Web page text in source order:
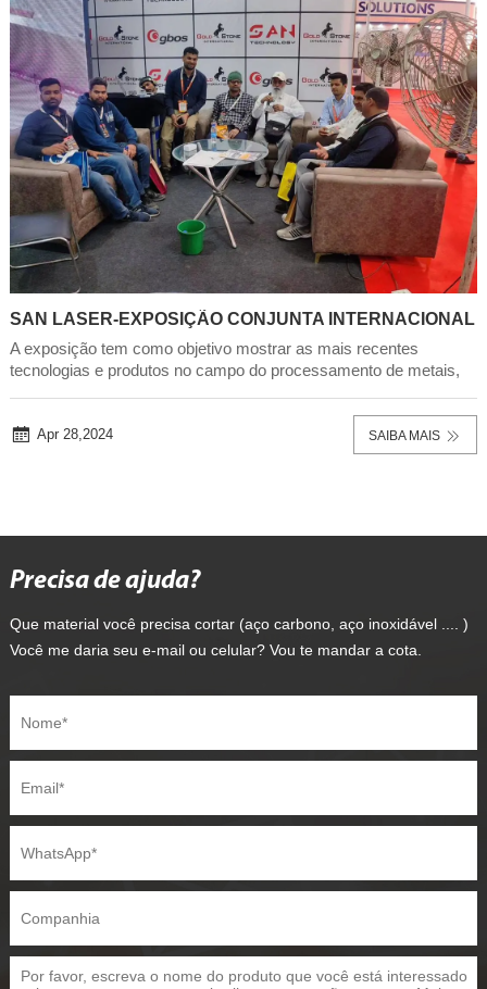
SAN LASER-EXPOSIÇÃO CONJUNTA INTERNACIONAL
A exposição tem como objetivo mostrar as mais recentes
tecnologias e produtos no campo do processamento de metais,
exposição durou três dias, durante os quais não só apresentou
SAN LASER' s tecnologia laser de po...
Apr 28,2024 SAIBA MAIS
Precisa de ajuda?
Que material você precisa cortar (aço carbono, aço inoxidável .... )
Você me daria seu e-mail ou celular? Vou te mandar a cota.